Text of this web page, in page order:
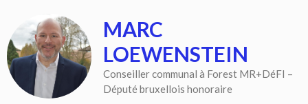
contenu
MARC
LOEWENSTEIN
Conseiller communal à Forest MR+DéFI –
Député bruxellois honoraire